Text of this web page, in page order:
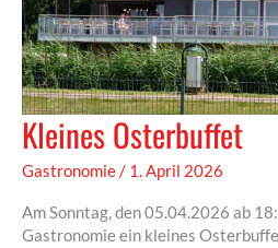
Kleines Osterbuffet
Gastronomie/ 1. April 2026
Am Sonntag, den 05.04.2026 ab
Gastronomie ein kleines